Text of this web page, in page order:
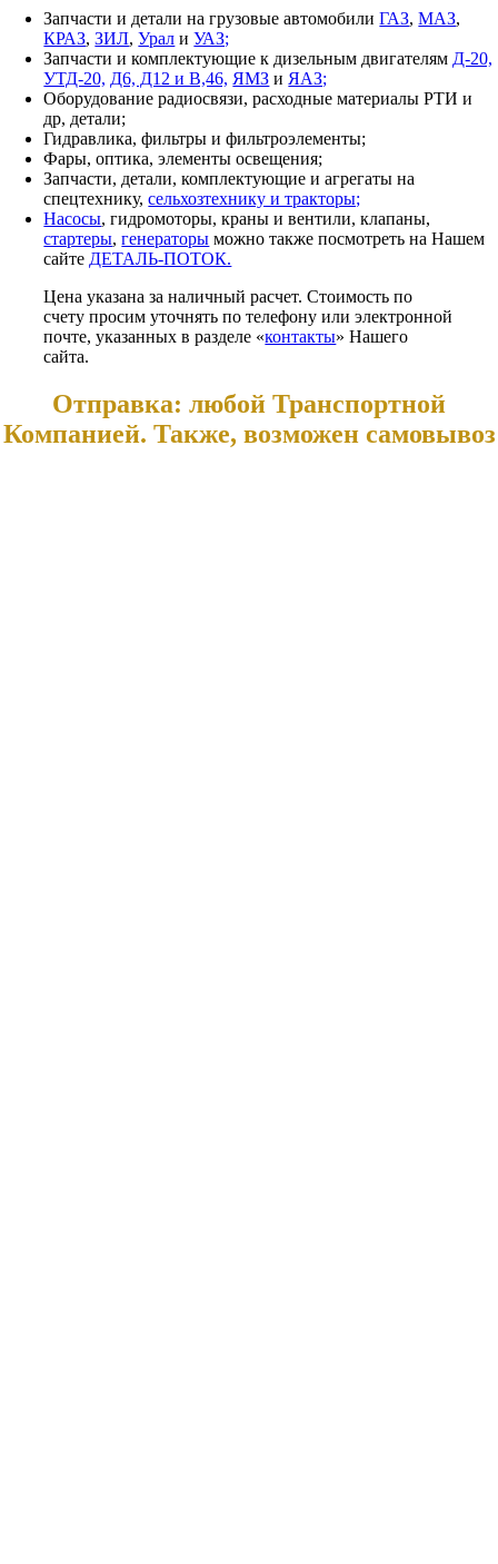
Запчасти и детали на грузовые автомобилиГАЗ,МАЗ,
КРАЗ,ЗИЛ,Урал иУАЗ;
Запчасти и комплектующие к дизельным двигателям Д-20,
УТД-20, Д6, Д12 и В,46, ЯМЗ и ЯАЗ;
Оборудование радиосвязи, расходные материалы РТИ и
др, детали;
Гидравлика, фильтры и фильтроэлементы;
Фары, оптика, элементы освещения;
Запчасти, детали, комплектующие и агрегаты на
спецтехнику,сельхозтехнику и тракторы;
Насосы, гидромоторы, краны и вентили, клапаны,
стартеры,генераторы можно также посмотреть на Нашем
сайте ДЕТАЛЬ-ПОТОК.
Цена указана за наличный расчет. Стоимость по
счету просим уточнять по телефону или электронной
почте, указанных в разделе «контакты» Нашего
сайта.
Отправка: любой Транспортной
Компанией. Также, возможен самовывоз